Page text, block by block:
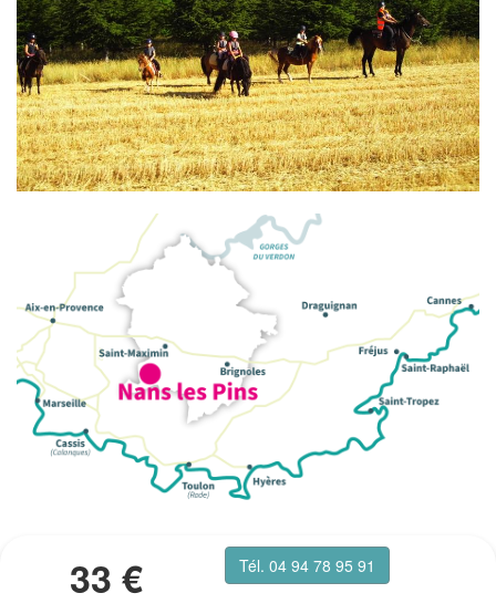
33 € Tél. 04 94 78 95 91